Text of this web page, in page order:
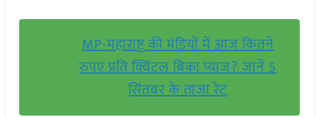
MP-महाराष्ट्र की मंडियों में आज कितने
रुपए प्रति क्विंटल बिका प्याज? जानें 5
सिंतबर के ताजा रेट